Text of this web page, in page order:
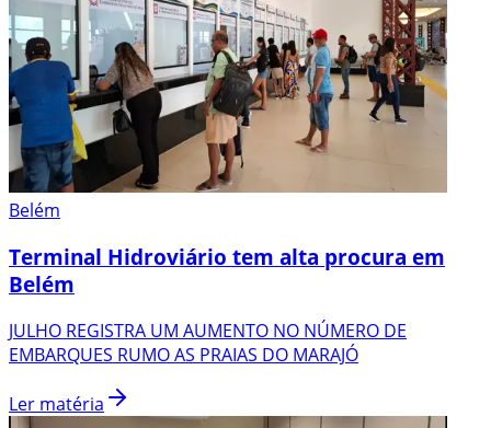
Belém
Terminal Hidroviário tem alta procura em
Belém
JULHO REGISTRA UM AUMENTO NO NÚMERO DE
EMBARQUES RUMO AS PRAIAS DO MARAJÓ
Ler matéria